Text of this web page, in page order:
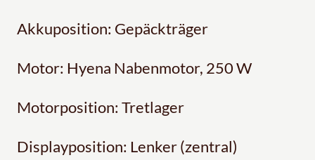
Akkuposition: Gepäckträger
Motor: Hyena Nabenmotor, 250 W
Motorposition: Tretlager
Displayposition: Lenker (zentral)